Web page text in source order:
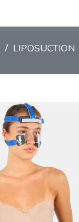
LIPOSUCTION